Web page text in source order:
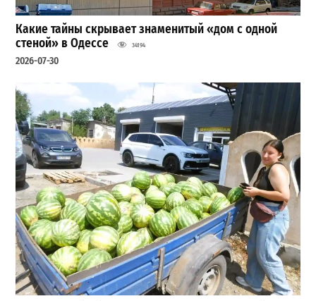
Какие тайны скрывает знаменитый «дом с одной
стеной» в Одессе
34194
2026-07-30